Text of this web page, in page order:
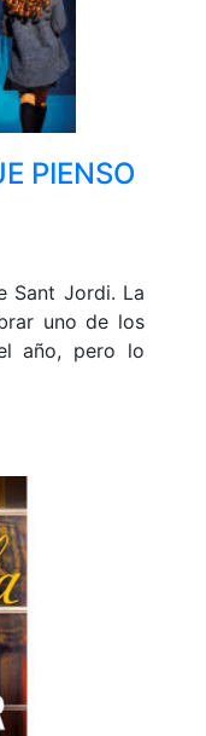
PIENSO
Sant Jordi. La
uno de los
año, pero lo